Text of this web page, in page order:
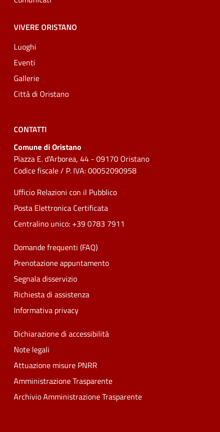
VIVERE ORISTANO
Luoghi
Eventi
Gallerie
Città di Oristano
CONTATTI
Comune di Oristano
Piazza E. d'Arborea, 44 - 09170 Oristano
Codice fiscale / P. IVA: 00052090958
Ufficio Relazioni con il Pubblico
Posta Elettronica Certificata
Centralino unico: +39 0783 7911
Domande frequenti (FAQ)
Prenotazione appuntamento
Segnala disservizio
Richiesta di assistenza
Informativa privacy
Dichiarazione di accessibilità
Note legali
Attuazione misure PNRR
Amministrazione Trasparente
Archivio Amministrazione Trasparente